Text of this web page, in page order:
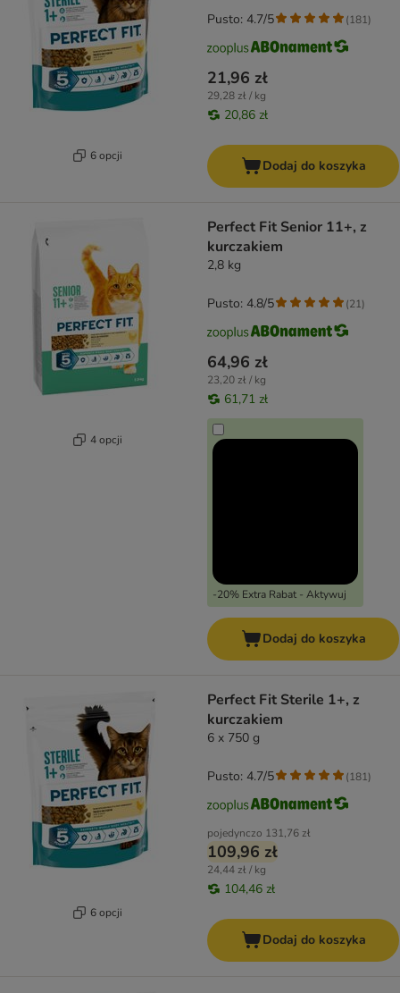
6 opcji
21,96 zł
29,28 zł / kg
20,86 zł
Pusto: 4.7/5 (181)
Dodaj do koszyka
4 opcji
Perfect Fit Senior 11+, z
kurczakiem
2,8 kg
64,96 zł
23,20 zł / kg
61,71 zł
-20% Extra Rabat - Aktywuj
Pusto: 4.8/5 (21)
Dodaj do koszyka
6 opcji
Perfect Fit Sterile 1+, z
kurczakiem
6 x 750 g
pojedynczo 131,76 zł
109,96 zł
24,44 zł / kg
104,46 zł
Pusto: 4.7/5 (181)
Dodaj do koszyka